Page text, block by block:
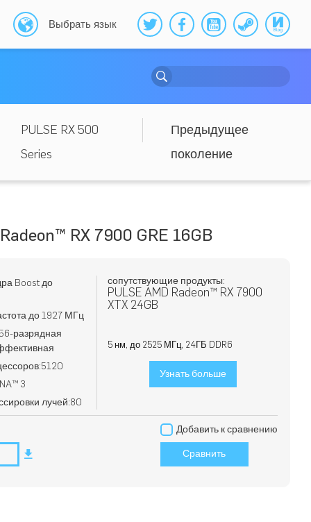
Выбрать язык
PULSE RX 500
Series
Предыдущее
поколение
RX 7900 GRE 16GB
Boost до
до 1927 МГц
разрядная
3
лучей:80
сопутствующие продукты:
PULSE AMD Radeon™ RX 7900
XTX 24GB
5 нм, до 2525 МГц, 24ГБ DDR6
Узнать больше
Добавить к сравнению
Сравнить